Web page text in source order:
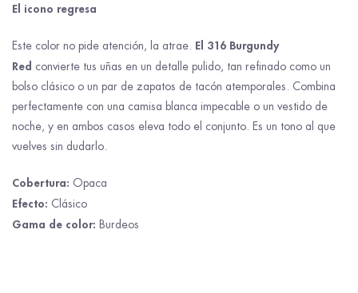
El icono regresa
Este color no pide atención, la atrae. El 316 Burgundy
Red convierte tus uñas en un detalle pulido, tan refinado como un
bolso clásico o un par de zapatos de tacón atemporales. Combina
perfectamente con una camisa blanca impecable o un vestido de
noche, y en ambos casos eleva todo el conjunto. Es un tono al que
vuelves sin dudarlo.
Cobertura: Opaca
Efecto: Clásico
Gama de color: Burdeos